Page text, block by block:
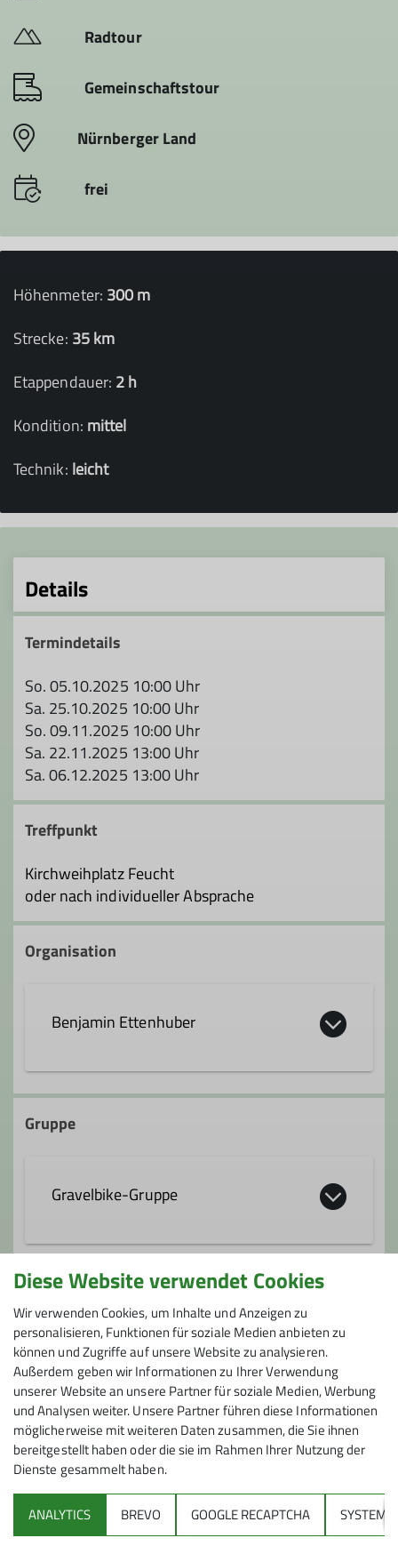
Radtour
Gemeinschaftstour
Nürnberger Land
frei
Höhenmeter: 300 m
Strecke: 35 km
Etappendauer: 2 h
Kondition: mittel
Technik: leicht
Details
Termindetails
So. 05.10.2025 10:00 Uhr
Sa. 25.10.2025 10:00 Uhr
So. 09.11.2025 10:00 Uhr
Sa. 22.11.2025 13:00 Uhr
Sa. 06.12.2025 13:00 Uhr
Treffpunkt
Kirchweihplatz Feucht
oder nach individueller Absprache
Organisation
Benjamin Ettenhuber
benjamin.ettenhuber@dav-
Qualifikationen
Ämter
Leitung Mountainbike-Gruppe
Leitung Gravelbikegruppe
Leitung Radaktiv-Gruppe
Gruppe
Gravelbike-Gruppe
und enthusiastische Gemeinschaft von
Radfahrern, die sich den Schotterwegen
verschrieben hat. Diese Gruppe ist Teil des
Deutschen Alpenvereins der Sektion
Feucht und bietet eine Plattform für
Menschen jeden Alters und Hintergrunds,
die ihre Leidenschaft für das Radfahren
und die Natur teilen.
Mitglieder unserer Gruppe nutzen
spezielle Gravelbikes, vielseitige
Fahrräder, die für verschiedene
Geländearten ausgelegt sind. Diese Bikes
Anmeldung
Anmeldung hier unterGravelbike@dav-feucht.de
Weitere Details besprechen wir immer direkt in
unserer Chatgruppe
Sektion
Diese Website verwendet Cookies
Wir verwenden Cookies, um Inhalte und Anzeigen zu
personalisieren, Funktionen für soziale Medien anbieten zu
können und Zugriffe auf unsere Website zu analysieren.
Außerdem geben wir Informationen zu Ihrer Verwendung
unserer Website an unsere Partner für soziale Medien, Werbung
und Analysen weiter. Unsere Partner führen diese Informationen
möglicherweise mit weiteren Daten zusammen, die Sie ihnen
bereitgestellt haben oder die sie im Rahmen Ihrer Nutzung der
Dienste gesammelt haben.
ANALYTICS BREVO GOOGLE RECAPTCHA SYSTEM